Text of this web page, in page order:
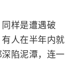
样是遭遇破
人在半年内就
陷泥潭，连一